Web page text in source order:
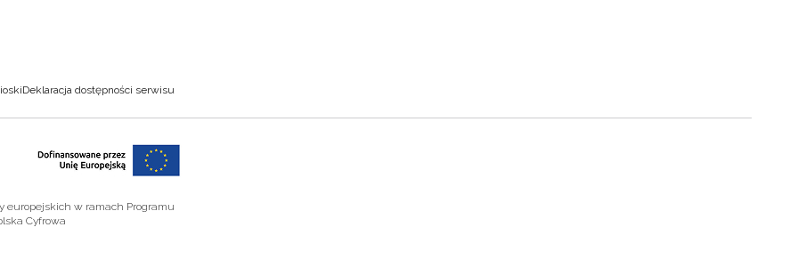
Deklaracja dostępności serwisu
europejskich w ramach Programu
Cyfrowa